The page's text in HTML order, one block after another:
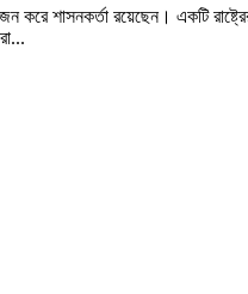
করে শাসনকর্তা রয়েছেন। একটি